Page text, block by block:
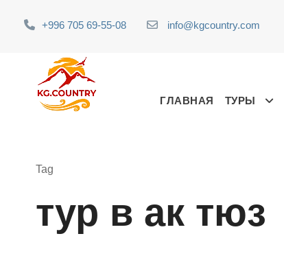
+996 705 69-55-08 info@kgcountry.com
ГЛАВНАЯ ТУРЫ
Tag
тур в ак тюз